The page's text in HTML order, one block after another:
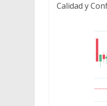
Calidad y